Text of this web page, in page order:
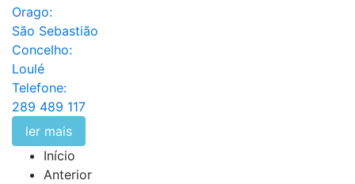
Orago:
São Sebastião
Concelho:
Loulé
Telefone:
289 489 117
ler mais
Início
Anterior